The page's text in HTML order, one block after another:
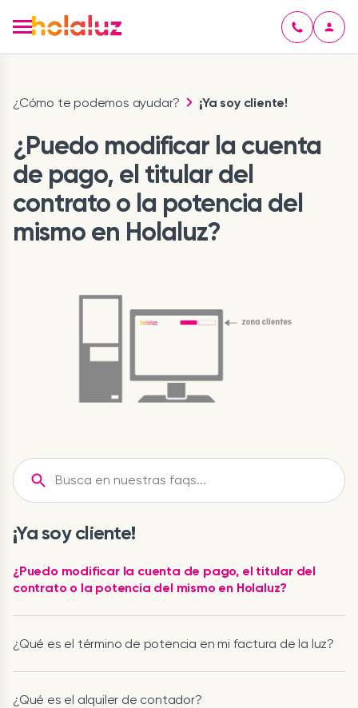
¿Cómo te podemos ayudar? ¡Ya soy cliente!
¿Puedo modificar la cuenta
de pago, el titular del
contrato o la potencia del
mismo en Holaluz?
¡Ya soy cliente!
¿Puedo modificar la cuenta de pago, el titular del
contrato o la potencia del mismo en Holaluz?
¿Qué es el término de potencia en mi factura de la luz?
¿Qué es el alquiler de contador?